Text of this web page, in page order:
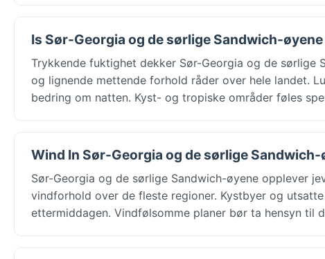
Is Sør-Georgia og de sørlige Sandwich-
Trykkende fuktighet dekker Sør-Georgia og de sørlige
og lignende mettende forhold råder over hele landet.
bedring om natten. Kyst- og tropiske områder føles
Wind In Sør-Georgia og de sørlige Sandwich-
Sør-Georgia og de sørlige Sandwich-øyene opplever
vindforhold over de fleste regioner. Kystbyer og
ettermiddagen. Vindfølsomme planer bør ta hensyn til